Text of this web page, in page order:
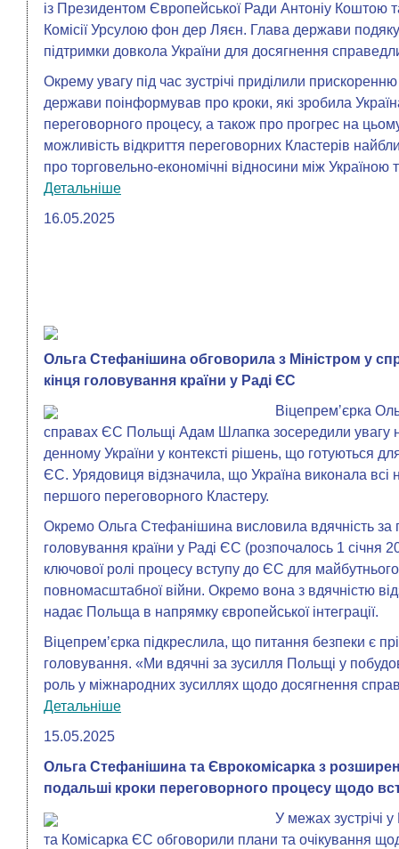
із Президентом Європейської Ради Антоніу Коштою
Комісії Урсулою фон дер Ляєн. Глава держави
підтримки довкола України для досягнення
Окрему увагу під час зустрічі приділили
держави поінформував про кроки, які зробила
переговорного процесу, а також про прогрес на
можливість відкриття переговорних Кластерів
про торговельно-економічні відносини між
Детальніше
16.05.2025
Ольга Стефанішина обговорила з Міністром у
кінця головування країни у Раді ЄС
Віцепремʼєрка
справах ЄС Польщі Адам Шлапка зосередили увагу
денному України у контексті рішень, що готуються
ЄС. Урядовиця відзначила, що Україна виконала всі
першого переговорного Кластеру.
Окремо Ольга Стефанішина висловила вдячність за
головування країни у Раді ЄС (розпочалось 1 січня
ключової ролі процесу вступу до ЄС для
повномасштабної війни. Окремо вона з вдячністю
надає Польща в напрямку європейської інтеграції.
Віцепремʼєрка підкреслила, що питання безпеки є
головування. «Ми вдячні за зусилля Польщі у
роль у міжнародних зусиллях щодо досягнення
Детальніше
15.05.2025
Ольга Стефанішина та Єврокомісарка з
подальші кроки переговорного процесу щодо
У межах зустрічі
та Комісарка ЄС обговорили плани та очікування